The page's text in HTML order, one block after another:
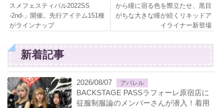
スメフェスティバル2022SS
-2nd-」開催。先行アイテム151種
がラインナップ
から瞳に宿る色を際立たせ、黒目
がちな大きな瞳が続くリキッドア
イライナー新登場
新着記事
2026/08/07 アパレル
BACKSTAGE PASSラフォーレ原宿店に
征服制服論のメンバーさんが潜入！着用